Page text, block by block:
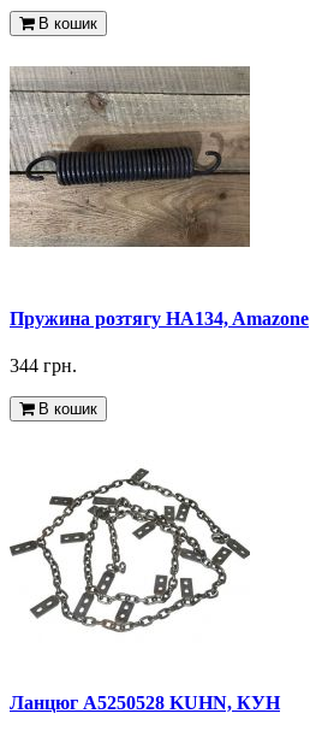
В кошик
Пружина розтягу HA134, Amazone
344 грн.
В кошик
Ланцюг A5250528 KUHN, КУН